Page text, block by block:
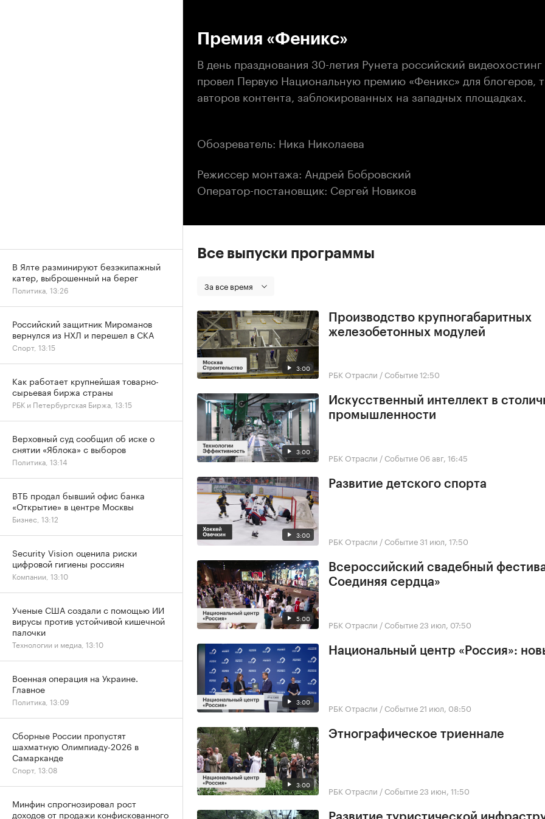
Премия «Феникс»
В день празднования 30-летия Рунета российский
провел Первую Национальную премию «Феникс» для блогеров,
авторов контента, заблокированных на западных площадках.
Обозреватель: Ника Николаева
Режиссер монтажа: Андрей Бобровский
Оператор-постановщик: Сергей Новиков
Все выпуски программы
За все время
3:00
Производство крупногабаритных
железобетонных модулей
РБК Отрасли / Событие12:50
3:00
Искусственный интеллект в
промышленности
РБК Отрасли / Событие 06 авг, 16:45
3:00
Развитие детского спорта
РБК Отрасли / Событие31 июл, 17:50
5:00
Всероссийский свадебный
Соединяя сердца»
РБК Отрасли / Событие 23 июл, 07:50
3:00
Национальный центр «Россия»:
РБК Отрасли / Событие 21 июл, 08:50
3:00
Этнографическое триеннале
РБК Отрасли / Событие 23 июн, 11:50
В Ялте разминируют безэкипажный
катер, выброшенный на берег
Политика, 13:26
Российский защитник Мироманов
вернулся из НХЛ и перешел в СКА
Спорт, 13:15
Как работает крупнейшая товарно-
сырьевая биржа страны
РБК и Петербургская Биржа, 13:15
Верховный суд сообщил об иске о
снятии «Яблока» с выборов
Политика, 13:14
ВТБ продал бывший офис банка
«Открытие» в центре Москвы
Бизнес, 13:12
Security Vision оценила риски
цифровой гигиены россиян
Компании, 13:10
Ученые США создали с помощью ИИ
вирусы против устойчивой кишечной
палочки
Технологии и медиа, 13:10
Военная операция на Украине.
Главное
Политика, 13:09
Сборные России пропустят
шахматную Олимпиаду-2026 в
Самарканде
Спорт, 13:08
Минфин спрогнозировал рост
доходов от продажи конфискованного